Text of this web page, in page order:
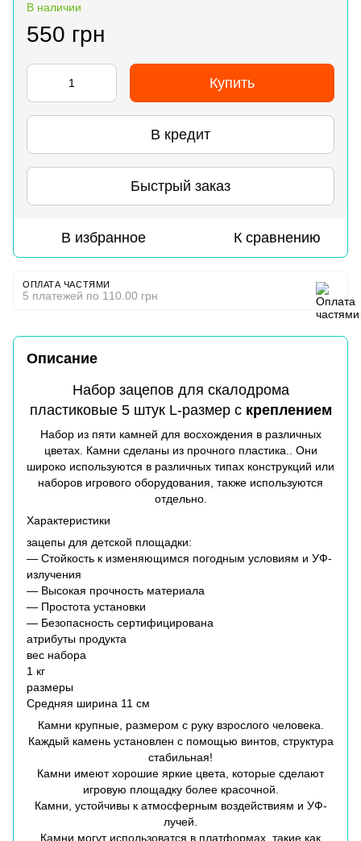
В наличии
550 грн
Купить
В кредит
Быстрый заказ
В избранное К сравнению
ОПЛАТА ЧАСТЯМИ
5 платежей по 110.00 грн
Описание
Набор зацепов для скалодрома
пластиковые 5 штук L-размер с креплением
Набор из пяти камней для восхождения в различных
цветах. Камни сделаны из прочного пластика.. Они
широко используются в различных типах конструкций или
наборов игрового оборудования, также используются
отдельно.
Характеристики
зацепы для детской площадки:
― Стойкость к изменяющимся погодным условиям и УФ-
излучения
― Высокая прочность материала
― Простота установки
― Безопасность сертифицирована
атрибуты продукта
вес набора
1 кг
размеры
Средняя ширина 11 см
Камни крупные, размером с руку взрослого человека.
Каждый камень установлен с помощью винтов, структура
стабильная!
Камни имеют хорошие яркие цвета, которые сделают
игровую площадку более красочной.
Камни, устойчивы к атмосферным воздействиям и УФ-
лучей.
Камни могут использоватся в платформах, такие как